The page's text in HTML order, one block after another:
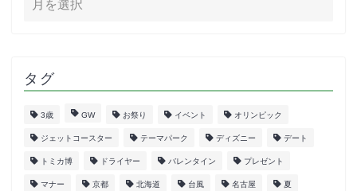
タグ
3歳 GW お祭り イベント オリンピック
ジェットコースター テーマパーク ディズニー デート
トミカ博 ドライヤー バレンタイン プレゼント
マナー 京都 北海道 台風 名古屋 夏